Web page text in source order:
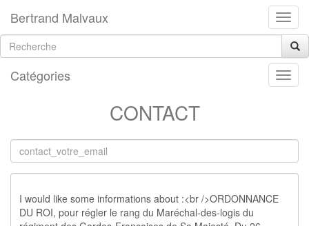
Bertrand Malvaux
Catégories
CONTACT